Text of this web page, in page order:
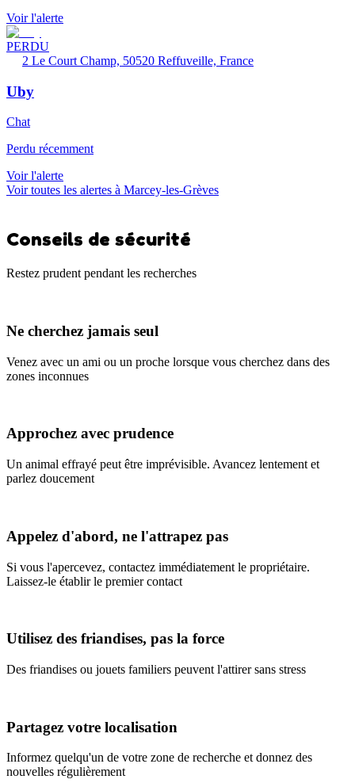
Voir l'alerte
PERDU
2 Le Court Champ, 50520 Reffuveille, France
Uby
Chat
Perdu récemment
Voir l'alerte
Voir toutes les alertes à Marcey-les-Grèves
Conseils de sécurité
Restez prudent pendant les recherches
Ne cherchez jamais seul
Venez avec un ami ou un proche lorsque vous cherchez dans des
zones inconnues
Approchez avec prudence
Un animal effrayé peut être imprévisible. Avancez lentement et
parlez doucement
Appelez d'abord, ne l'attrapez pas
Si vous l'apercevez, contactez immédiatement le propriétaire.
Laissez-le établir le premier contact
Utilisez des friandises, pas la force
Des friandises ou jouets familiers peuvent l'attirer sans stress
Partagez votre localisation
Informez quelqu'un de votre zone de recherche et donnez des
nouvelles régulièrement